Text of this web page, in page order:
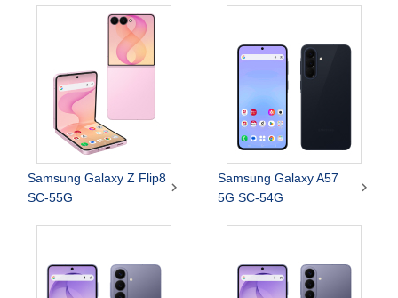
Samsung Galaxy Z Flip8
SC-55G

Samsung Galaxy A57
5G SC-54G
